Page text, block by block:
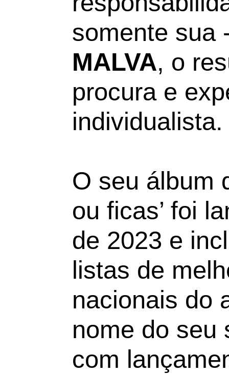
somente sua
MALVA, o
procura e
individualista.
O seu álbum
ou ficas’ foi
de 2023 e
listas de
nacionais do
nome do seu
com